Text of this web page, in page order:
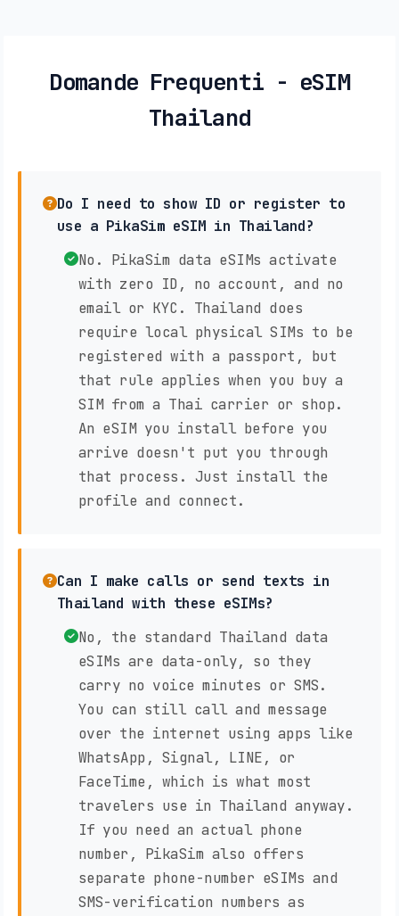
Domande Frequenti - eSIM
Thailand
Do I need to show ID or register to
use a PikaSim eSIM in Thailand?
No. PikaSim data eSIMs activate
with zero ID, no account, and no
email or KYC. Thailand does
require local physical SIMs to be
registered with a passport, but
that rule applies when you buy a
SIM from a Thai carrier or shop.
An eSIM you install before you
arrive doesn't put you through
that process. Just install the
profile and connect.
Can I make calls or send texts in
Thailand with these eSIMs?
No, the standard Thailand data
eSIMs are data-only, so they
carry no voice minutes or SMS.
You can still call and message
over the internet using apps like
WhatsApp, Signal, LINE, or
FaceTime, which is what most
travelers use in Thailand anyway.
If you need an actual phone
number, PikaSim also offers
separate phone-number eSIMs and
SMS-verification numbers as